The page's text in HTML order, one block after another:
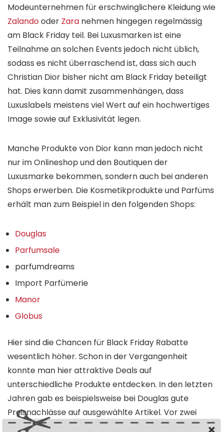
Modeunternehmen für erschwinglichere Kleidung wie
Zalandooder Zara nehmen hingegen regelmässig
am Black Friday teil. Bei Luxusmarken ist eine
Teilnahme an solchen Events jedoch nicht üblich,
sodass es nicht überraschend ist, dass sich auch
Christian Dior bisher nicht am Black Friday beteiligt
hat. Dies kann damit zusammenhängen, dass
Luxuslabels meistens viel Wert auf ein hochwertiges
Image sowie auf Exklusivität legen.
Manche Produkte von Dior kann man jedoch nicht
nur im Onlineshop und den Boutiquen der
Luxusmarke bekommen, sondern auch bei anderen
Shops erwerben. Die Kosmetikprodukte und Parfüms
erhält man zum Beispiel in den folgenden Shops:
Douglas
Parfumsale
parfumdreams
Import Parfümerie
Manor
Globus
Hier sind die Chancen für Black Friday Rabatte
wesentlich höher. Schon in der Vergangenheit
konnte man hier attraktive Deals auf
unterschiedliche Produkte entdecken. In den letzten
Jahren gab es beispielsweise bei Douglas gute
Preisnachlässe auf ausgewählte Artikel. Vor zwei
Jahren bekam man hier unter anderem das Dior